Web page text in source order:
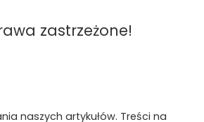
zastrzeżone!
naszych artykułów. Treści na